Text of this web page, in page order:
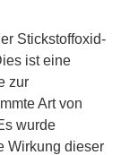
Stickstoffoxid-
ist eine
zur
Art von
wurde
Wirkung dieser